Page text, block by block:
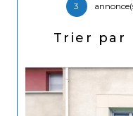
3
Trier par